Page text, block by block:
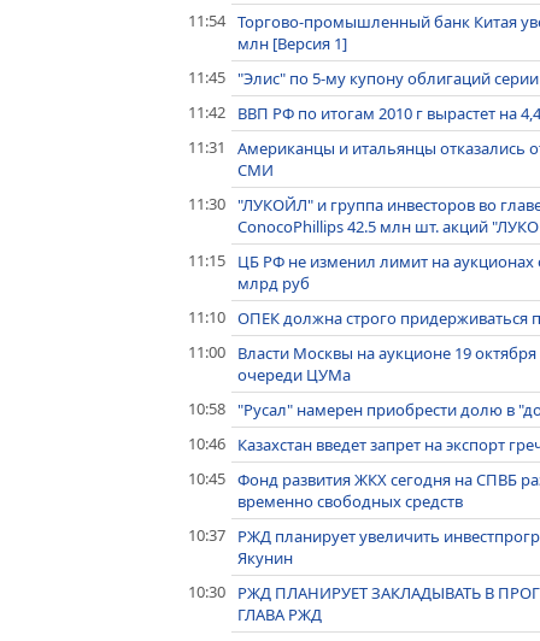
11:54 Торгово-промышленный банк Китая
млн [Версия 1]
11:45 "Элис" по 5-му купону облигаций
11:42
ВВП РФ по итогам 2010 г вырастет на
11:31
Американцы и итальянцы отказались
СМИ
11:30 "ЛУКОЙЛ" и группа инвесторов во
ConocoPhillips 42.5 млн шт. акций
11:15
ЦБ РФ не изменил лимит на аукционах
млрд руб
11:10 ОПЕК должна строго придерживаться
11:00
Власти Москвы на аукционе 19
очереди ЦУМа
10:58 "Русал" намерен приобрести долю в
10:46
Казахстан введет запрет на экспорт
10:45 Фонд развития ЖКХ сегодня на СПВБ
временно свободных средств
10:37
РЖД планирует увеличить
Якунин
10:30
РЖД ПЛАНИРУЕТ ЗАКЛАДЫВАТЬ В
ГЛАВА РЖД